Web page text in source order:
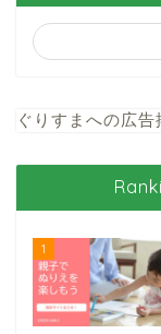
ぐりすまへの広告
1